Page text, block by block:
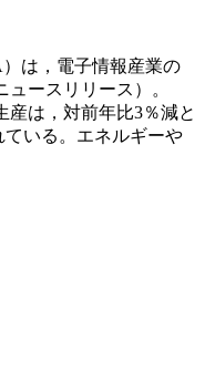
は，電子情報産業の
ースリリース）。
産は，対前年比3％減と
ている。エネルギーや